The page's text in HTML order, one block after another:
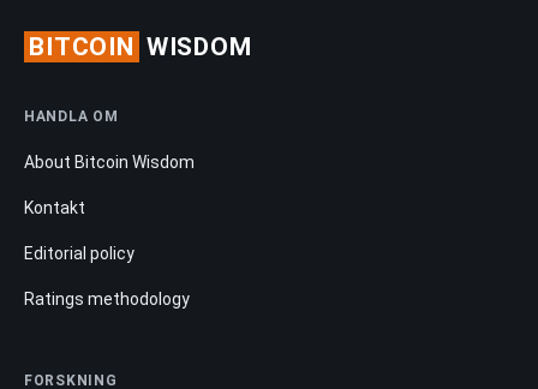
BITCOIN WISDOM
HANDLA OM
About Bitcoin Wisdom
Kontakt
Editorial policy
Ratings methodology
FORSKNING